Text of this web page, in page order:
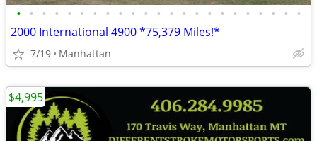
• • • • • • • • • • • • • • • • • • • • • • •
2000 International 4900 *75,379 Miles!*
7/19 Manhattan
$4,995